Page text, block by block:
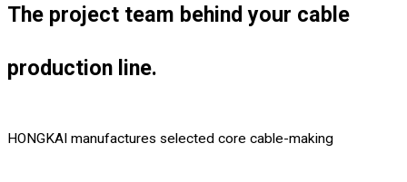
The project team behind your cable
production line.
HONGKAI manufactures selected core cable-making